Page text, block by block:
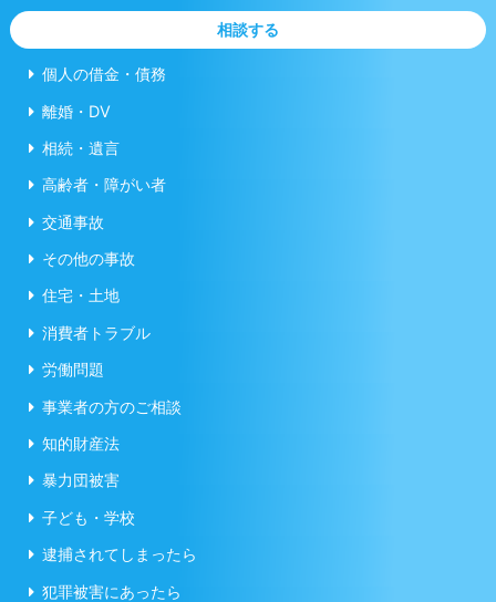
相談する
個人の借金・債務
離婚・DV
相続・遺言
高齢者・障がい者
交通事故
その他の事故
住宅・土地
消費者トラブル
労働問題
事業者の方のご相談
知的財産法
暴力団被害
子ども・学校
逮捕されてしまったら
犯罪被害にあったら